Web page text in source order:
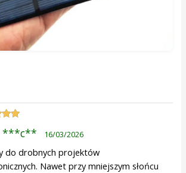
***c** 16/03/2026
do drobnych projektów
Nawet przy mniejszym słońcu